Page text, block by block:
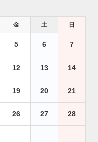
金 土 日
5 6 7
12 13 14
19 20 21
26 27 28